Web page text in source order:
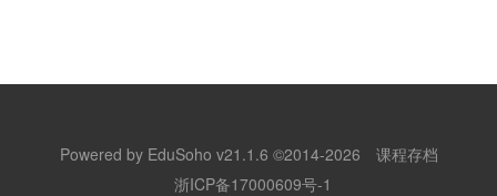
Powered by EduSoho v21.1.6 ©2014-2026
课程存档
浙ICP备17000609号-1